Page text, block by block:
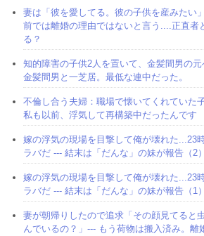
妻は「彼を愛してる。彼の子供を産みたい
前では離婚の理由ではないと言う....正直者
る？
知的障害の子供2人を置いて、金髪間男の
金髪間男と一芝居。最低な連中だった。
不倫し合う夫婦：職場で懐いてくれていた
私も以前、浮気して再構築中だったんです
嫁の浮気の現場を目撃して俺が壊れた...23
ラバだ --- 結末は「だんな」の妹が報告（2）
嫁の浮気の現場を目撃して俺が壊れた...23
ラバだ --- 結末は「だんな」の妹が報告（1）
妻が朝帰りしたので追求「その顔見てると
んでいるの？」--- もう荷物は搬入済み。離